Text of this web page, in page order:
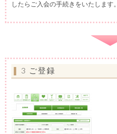
したらご入会の手続きをいたします。
3 ご登録